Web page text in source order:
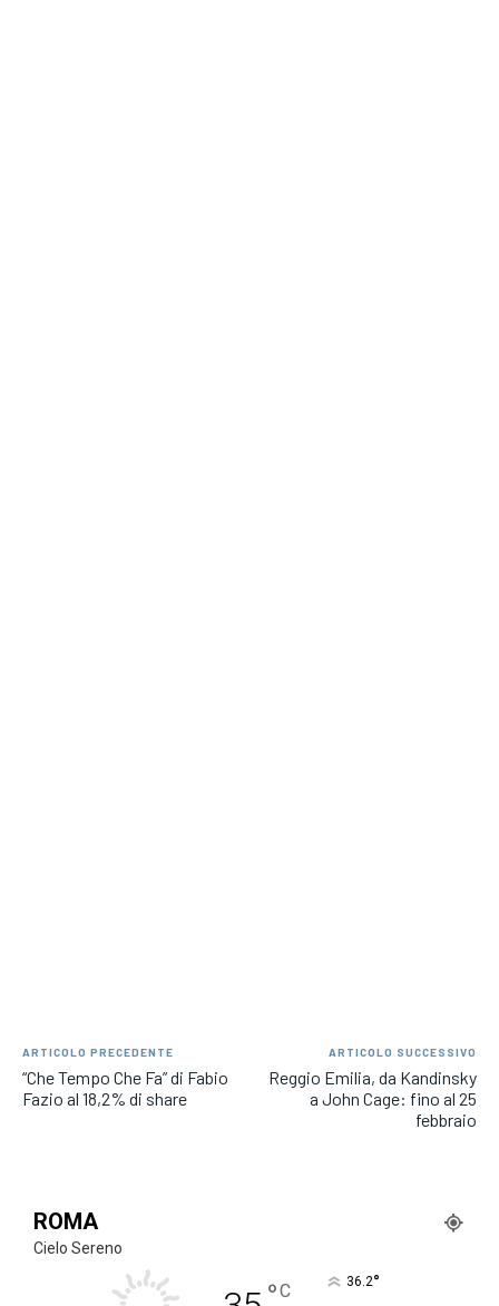
ARTICOLO PRECEDENTE
“Che Tempo Che Fa” di Fabio
Fazio al 18,2% di share
ARTICOLO SUCCESSIVO
Reggio Emilia, da Kandinsky
a John Cage: fino al 25
febbraio
ROMA
Cielo Sereno
°C 36.2°